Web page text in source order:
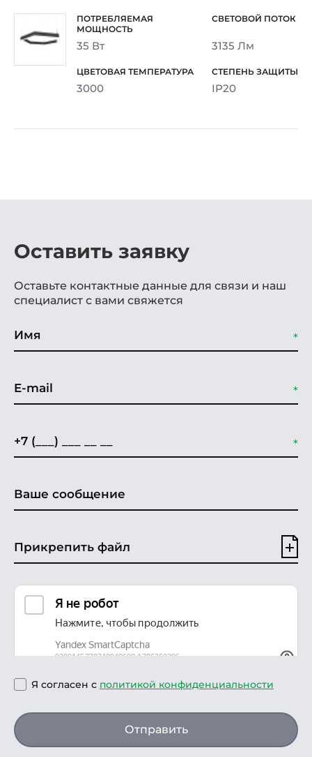
35 Вт 3135 Лм
3000 IP20
Оставить заявку
Оставьте контактные данные для связи и наш
специалист с вами свяжется
Прикрепить файл
Я согласен с политикой конфиденциальности
Отправить